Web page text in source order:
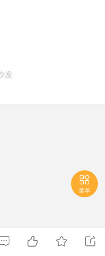
发

菜单
  